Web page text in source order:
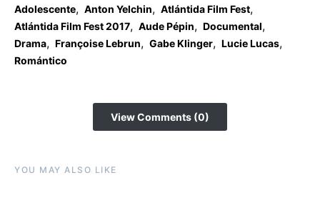
Adolescente, Anton Yelchin, Atlántida Film Fest,
Atlántida Film Fest 2017, Aude Pépin, Documental,
Drama, Françoise Lebrun, Gabe Klinger, Lucie Lucas,
Romántico
View Comments (0)
YOU MAY ALSO LIKE